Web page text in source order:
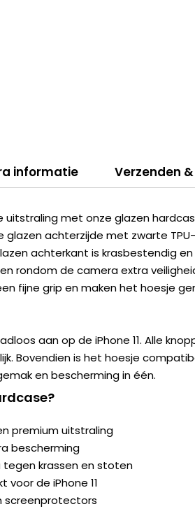
informatie Verzenden
uitstraling met onze glazen
achterzijde met zwarte
achterkant is krasbestendig
rondom de camera extra
fijne grip en maken het hoesje
aan op de iPhone 11. Alle
Bovendien is het hoesje
en bescherming in één.
premium uitstraling
bescherming
krassen en stoten
de iPhone 11
screenprotectors